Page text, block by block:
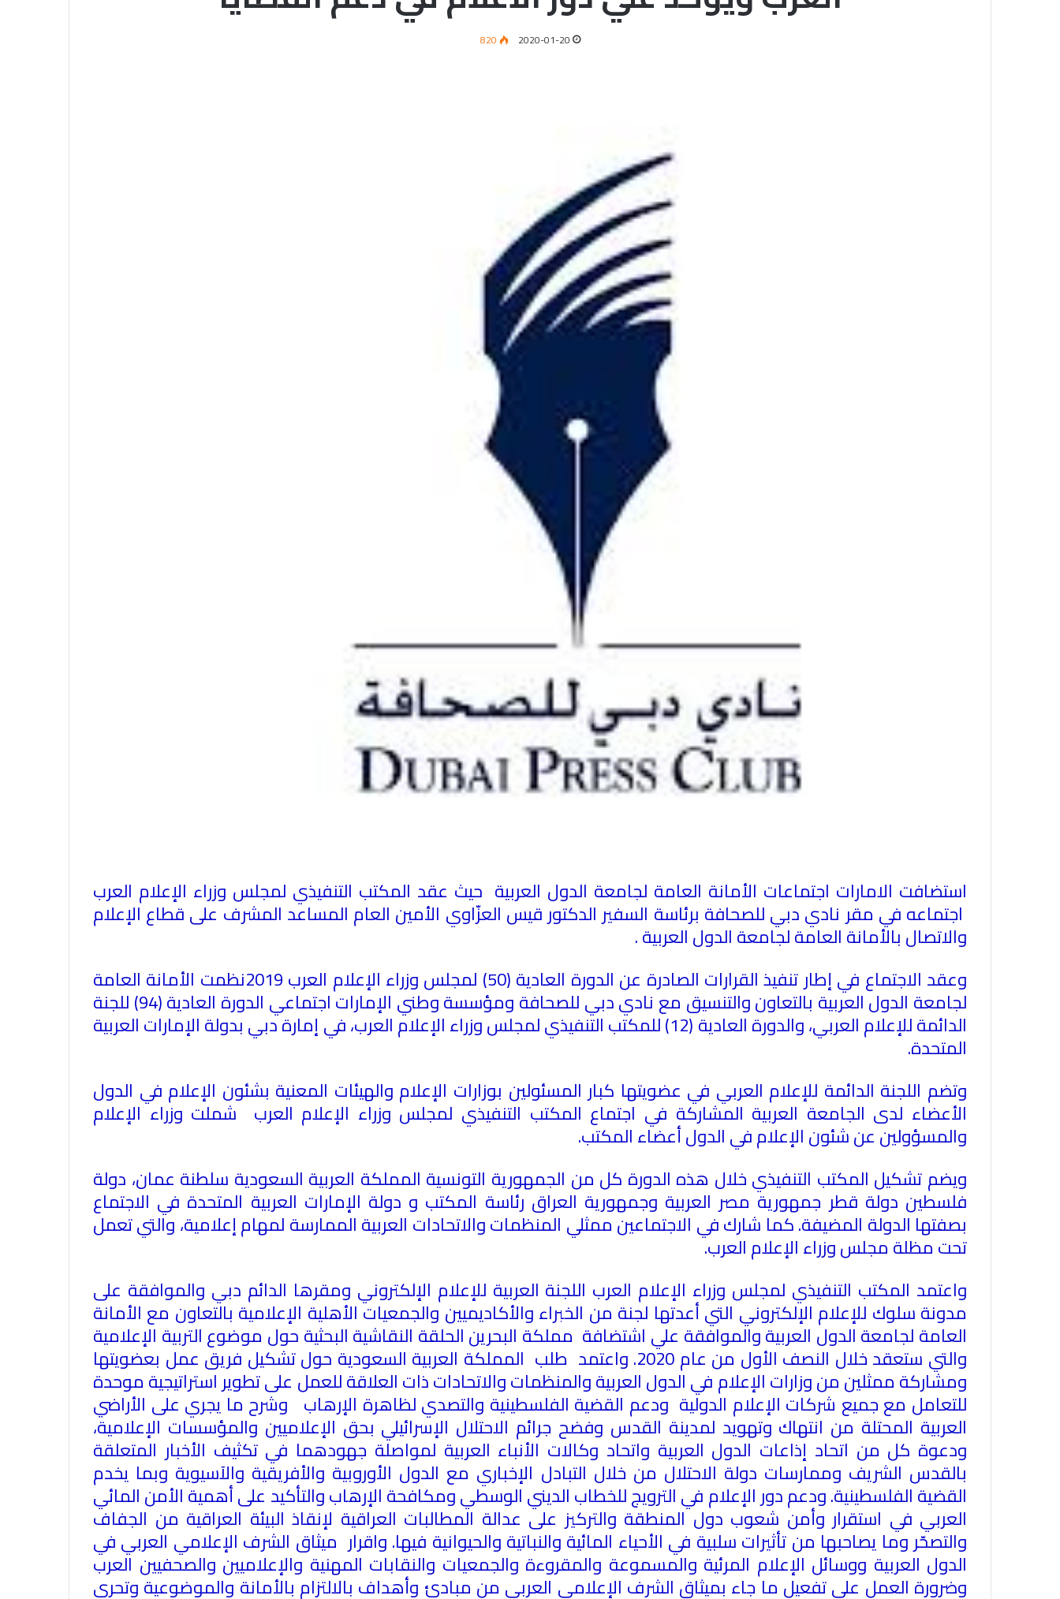
2020-01-20
820
استضافت الامارات اجتماعات الأمانة العامة لجامعة الدول العربية حيث عقد المكتب التنفيذي لمجلس وزراء الإعلام العرب
اجتماعه في مقر نادي دبي للصحافة برئاسة السفير الدكتور قيس العزّاوي الأمين العام المساعد المشرف على قطاع الإعلام
والاتصال بالأمانة العامة لجامعة الدول العربية .
وعقد الاجتماع في إطار تنفيذ القرارات الصادرة عن الدورة العادية (50) لمجلس وزراء الإعلام العرب 2019نظمت الأمانة العامة
لجامعة الدول العربية بالتعاون والتنسيق مع نادي دبي للصحافة ومؤسسة وطني الإمارات اجتماعي الدورة العادية (94) للجنة
الدائمة للإعلام العربي، والدورة العادية (12) للمكتب التنفيذي لمجلس وزراء الإعلام العرب، في إمارة دبي بدولة الإمارات العربية
المتحدة.
وتضم اللجنة الدائمة للإعلام العربي في عضويتها كبار المسئولين بوزارات الإعلام والهيئات المعنية بشئون الإعلام في الدول
الأعضاء لدى الجامعة العربية المشاركة في اجتماع المكتب التنفيذي لمجلس وزراء الإعلام العرب شملت وزراء الإعلام
والمسؤولين عن شئون الإعلام في الدول أعضاء المكتب.
ويضم تشكيل المكتب التنفيذي خلال هذه الدورة كل من الجمهورية التونسية المملكة العربية السعودية سلطنة عمان، دولة
فلسطين دولة قطر جمهورية مصر العربية وجمهورية العراق رئاسة المكتب و دولة الإمارات العربية المتحدة في الاجتماع
بصفتها الدولة المضيفة. كما شارك في الاجتماعين ممثلي المنظمات والاتحادات العربية الممارسة لمهام إعلامية، والتي تعمل
تحت مظلة مجلس وزراء الإعلام العرب.
واعتمد المكتب التنفيذي لمجلس وزراء الإعلام العرب اللجنة العربية للإعلام الإلكتروني ومقرها الدائم دبي والموافقة على
مدونة سلوك للإعلام الإلكتروني التي أعدتها لجنة من الخبراء والأكاديميين والجمعيات الأهلية الإعلامية بالتعاون مع الأمانة
العامة لجامعة الدول العربية والموافقة علي اشتضافة مملكة البحرين الحلقة النقاشية البحثية حول موضوع التربية الإعلامية
والتي ستعقد خلال النصف الأول من عام 2020. واعتمد طلب المملكة العربية السعودية حول تشكيل فريق عمل بعضويتها
ومشاركة ممثلين من وزارات الإعلام في الدول العربية والمنظمات والاتحادات ذات العلاقة للعمل على تطوير استراتيجية موحدة
للتعامل مع جميع شركات الإعلام الدولية ودعم القضية الفلسطينية والتصدي لظاهرة الإرهاب وشرح ما يجري على الأراضي
العربية المحتلة من انتهاك وتهويد لمدينة القدس وفضح جرائم الاحتلال الإسرائيلي بحق الإعلاميين والمؤسسات الإعلامية،
ودعوة كل من اتحاد إذاعات الدول العربية واتحاد وكالات الأنباء العربية لمواصلة جهودهما في تكثيف الأخبار المتعلقة
بالقدس الشريف وممارسات دولة الاحتلال من خلال التبادل الإخباري مع الدول الأوروبية والأفريقية والآسيوية وبما يخدم
القضية الفلسطينية.ودعم دور الإعلام في الترويج للخطاب الديني الوسطي ومكافحة الإرهاب والتأكيد على أهمية الأمن المائي
العربي في استقرار وأمن شعوب دول المنطقة والتركيز على عدالة المطالبات العراقية لإنقاذ البيئة العراقية من الجفاف
والتصحّر وما يصاحبها من تأثيرات سلبية في الأحياء المائية والنباتية والحيوانية فيها.واقرار ميثاق الشرف الإعلامي العربي في
الدول العربية ووسائل الإعلام المرئية والمسموعة والمقروءة والجمعيات والنقابات المهنية والإعلاميين والصحفيين العرب
وضرورة العمل على تفعيل ما جاء بميثاق الشرف الإعلامي العربي من مبادئ وأهداف بالالتزام بالأمانة والموضوعية وتحري
الاتحاد العام للصحفيين العرب يدين
بكل قوة جريمة إغتيال الاحتلال
الصهيوني للصحفيين الفسطينيين فى
غزة